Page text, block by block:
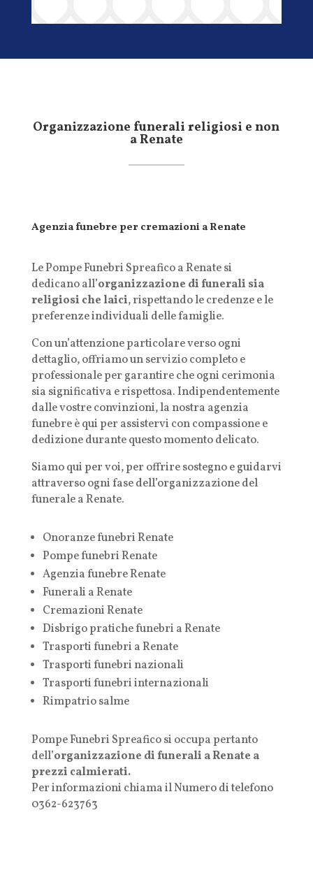
Organizzazione funerali religiosi e non
a Renate
Agenzia funebre per cremazioni a Renate
Le Pompe Funebri Spreafico a Renate si
dedicano all’organizzazione di funerali sia
religiosi che laici, rispettando le credenze e le
preferenze individuali delle famiglie.
Con un’attenzione particolare verso ogni
dettaglio, offriamo un servizio completo e
professionale per garantire che ogni cerimonia
sia significativa e rispettosa. Indipendentemente
dalle vostre convinzioni, la nostra agenzia
funebre è qui per assistervi con compassione e
dedizione durante questo momento delicato.
Siamo qui per voi, per offrire sostegno e guidarvi
attraverso ogni fase dell’organizzazione del
funerale a Renate.
Onoranze funebri Renate
Pompe funebri Renate
Agenzia funebre Renate
Funerali a Renate
Cremazioni Renate
Disbrigo pratiche funebri a Renate
Trasporti funebri a Renate
Trasporti funebri nazionali
Trasporti funebri internazionali
Rimpatrio salme
Pompe Funebri Spreafico si occupa pertanto
dell’organizzazione di funerali aRenate a
prezzi calmierati.
Per informazioni chiama il Numero di telefono
0362-623763